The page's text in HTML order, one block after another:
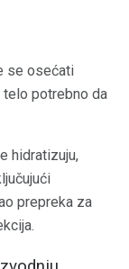
se osećati
potrebno da
hidratizuju,
prepreka za